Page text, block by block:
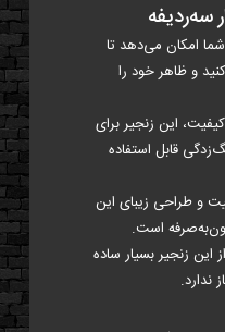
سه‌ردیفه
شما امکان می‌دهد تا
و ظاهر خود را
کیفیت، این زنجیر برای
قابل استفاده
و طراحی زیبای این
است.
این زنجیر بسیار ساده
ندارد.